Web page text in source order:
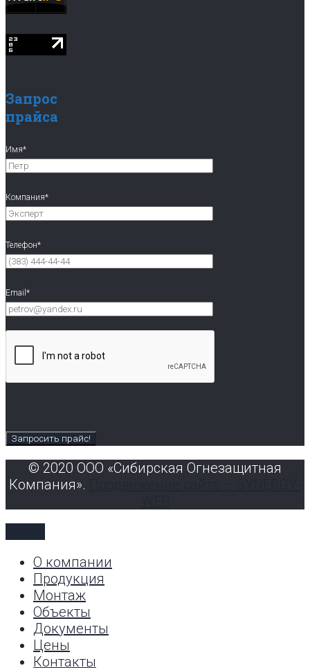
Запрос
прайса
Имя*
Компания*
Телефон*
Email*
© 2020 ООО «Сибирская Огнезащитная
Компания».
О компании
Продукция
Монтаж
Объекты
Документы
Цены
Контакты